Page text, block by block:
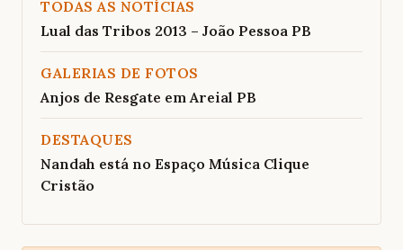
TODAS AS NOTÍCIAS
Lual das Tribos 2013 – João Pessoa PB
GALERIAS DE FOTOS
Anjos de Resgate em Areial PB
DESTAQUES
Nandah está no Espaço Música Clique
Cristão